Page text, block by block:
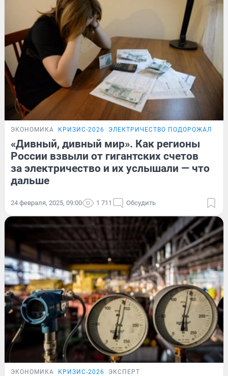
ЭКОНОМИКА КРИЗИС-2026 ЭЛЕКТРИЧЕСТВО ПОДОРОЖАЛО
«Дивный, дивный мир». Как регионы
России взвыли от гигантских счетов
за электричество и их услышали — что
дальше
24 февраля, 2025, 09:00 1 711 Обсудить
ЭКОНОМИКА КРИЗИС-2026 ЭКСПЕРТ